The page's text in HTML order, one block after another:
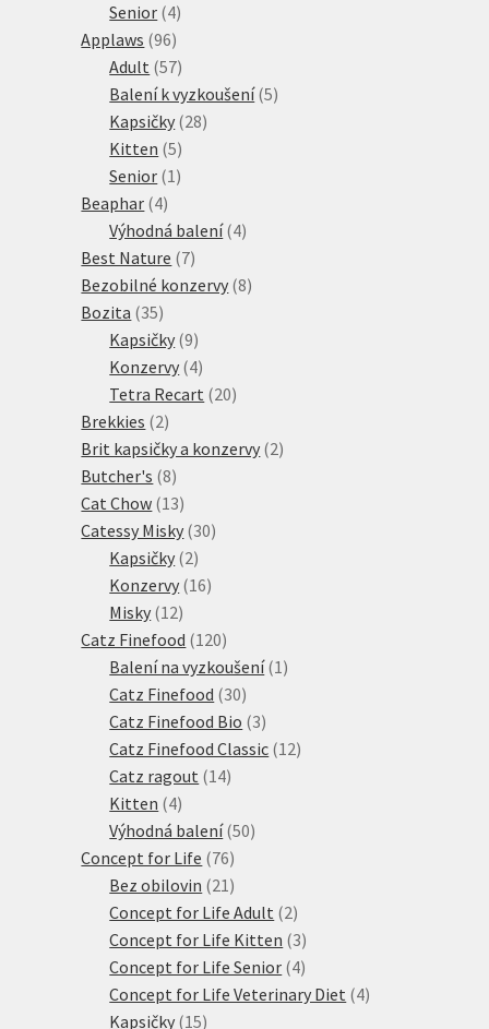
Senior 44
produkty
Applaws 9696
produktů
Adult 5757
produktů
Balení k vyzkoušení 55
Kapsičky 2828
Kitten 55
produktů
Senior 1 1
Beaphar 44
produkty
Výhodná balení 44
Best Nature 77
produktů
Bezobilné konzervy 88
Bozita 3535
produktů
Kapsičky 99
produktů
Konzervy 44
produkty
Tetra Recart 2020
Brekkies 22
produkty
Brit kapsičky a konzervy 22
Butcher's 88
produktů
Cat Chow 1313
produktů
Catessy Misky 3030
Kapsičky 22
produkty
Konzervy 1616
Misky 1212
produktů
Catz Finefood 120120
produktů
Balení na vyzkoušení 1 1
Catz Finefood 3030
produktů
Catz Finefood Bio 33
produkty
Catz Finefood Classic 1212
Catz ragout 1414
Kitten 44
produkty
Výhodná balení 5050
Concept for Life 7676
produktů
Bez obilovin 21 21
produktů
Concept for Life Adult 22
produkty
Concept for Life Kitten 33
produkty
Concept for Life Senior 44
produkty
Concept for Life Veterinary Diet 44
Kapsičky 1515